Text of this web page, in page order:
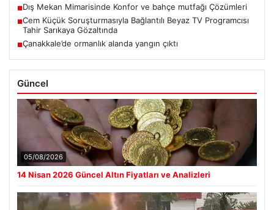
■Dış Mekan Mimarisinde Konfor ve bahçe mutfağı Çözümleri
■Cem Küçük Soruşturmasıyla Bağlantılı Beyaz TV Programcısı
Tahir Sarıkaya Gözaltında
■Çanakkale’de ormanlık alanda yangın çıktı
Güncel
05/08/2026
14 Nisan 2026 Güncel Altın Fiyatları ve Analizleri